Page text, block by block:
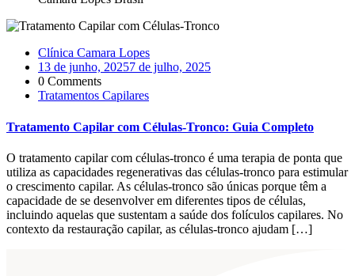
Clínica Camara Lopes
13 de junho, 20257 de julho, 2025
0 Comments
Tratamentos Capilares
Tratamento Capilar com Células-Tronco: Guia Completo
O tratamento capilar com células-tronco é uma terapia de ponta que
utiliza as capacidades regenerativas das células-tronco para estimular
o crescimento capilar. As células-tronco são únicas porque têm a
capacidade de se desenvolver em diferentes tipos de células,
incluindo aquelas que sustentam a saúde dos folículos capilares. No
contexto da restauração capilar, as células-tronco ajudam […]